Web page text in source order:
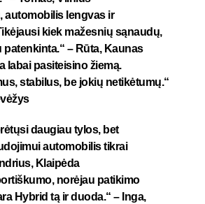
automobilis lengvas ir
kiek mažesnių sąnaudų,
patenkinta.“ – Rūta, Kaunas
labai pasiteisino žiemą.
stabilus, be jokių netikėtumų.“
daugiau tylos, bet
automobilis tikrai
Klaipėda
norėjau patikimo
Hybrid tą ir duoda.“ – Inga,